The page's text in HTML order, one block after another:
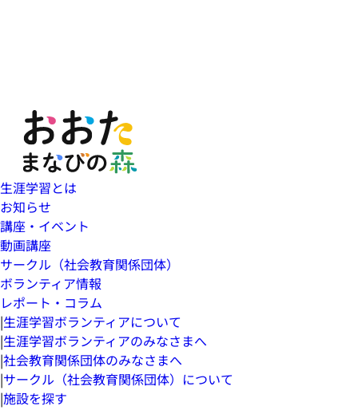
生涯学習とは
お知らせ
講座・イベント
動画講座
サークル（社会教育関係団体）
ボランティア情報
レポート・コラム
|生涯学習ボランティアについて
|生涯学習ボランティアのみなさまへ
|社会教育関係団体のみなさまへ
|サークル（社会教育関係団体）について
|施設を探す